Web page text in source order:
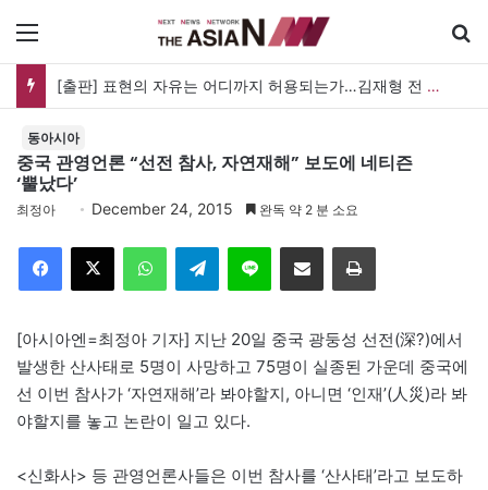
한궁 탄생 20년, 이제 AI를 쏜다…오늘 ‘한궁의 날’ 새 도약 선언
동아시아
중국 관영언론 “선전 참사, 자연재해” 보도에 네티즌
‘뿔났다’
최정아 December 24, 2015 완독 약 2 분 소요
Telegram 이메일
[아시아엔=최정아 기자] 지난 20일 중국 광둥성 선전(深?)에서
발생한 산사태로 5명이 사망하고 75명이 실종된 가운데 중국에
선 이번 참사가 ‘자연재해’라 봐야할지, 아니면 ‘인재’(人災)라 봐
야할지를 놓고 논란이 일고 있다.
<신화사> 등 관영언론사들은 이번 참사를 ‘산사태’라고 보도하